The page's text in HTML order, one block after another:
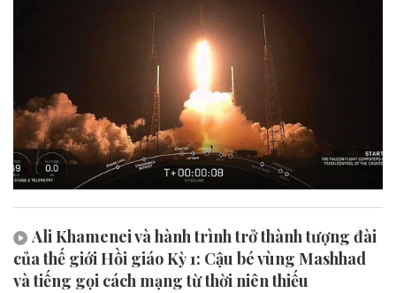
Ali Khamenei và hành trình trở thành tượng đài
của thế giới Hồi giáo Kỳ 1: Cậu bé vùng Mashhad
và tiếng gọi cách mạng từ thời niên thiếu